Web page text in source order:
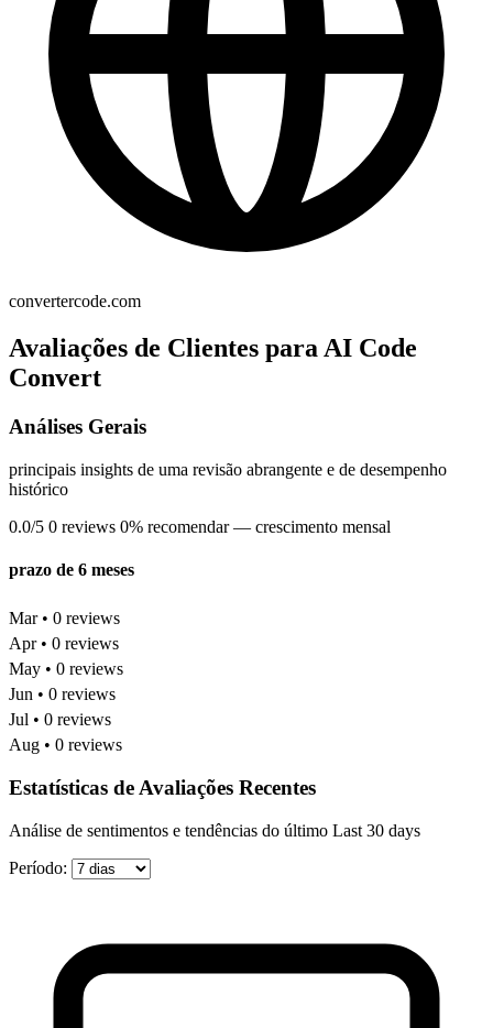
convertercode.com
Avaliações de Clientes para AI Code
Convert
Análises Gerais
principais insights de uma revisão abrangente e de desempenho
histórico
0.0/5 0 reviews 0% recomendar — crescimento mensal
prazo de 6 meses
Mar • 0 reviews
Apr • 0 reviews
May • 0 reviews
Jun • 0 reviews
Jul • 0 reviews
Aug • 0 reviews
Estatísticas de Avaliações Recentes
Análise de sentimentos e tendências do último Last 30 days
Período: